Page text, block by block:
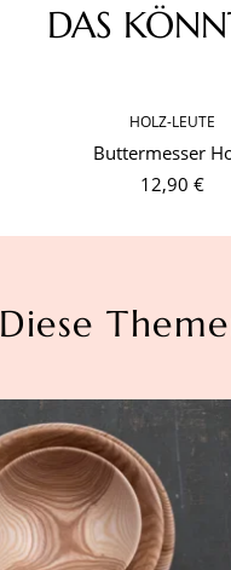
DAS
HOLZ-LEUTE
Buttermesser
12,90 €
Diese